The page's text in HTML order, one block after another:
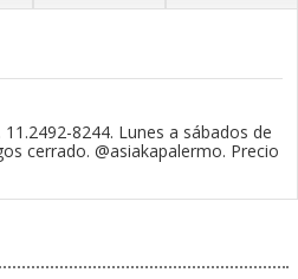
8244. Lunes a sábados de
cerrado. @asiakapalermo. Precio